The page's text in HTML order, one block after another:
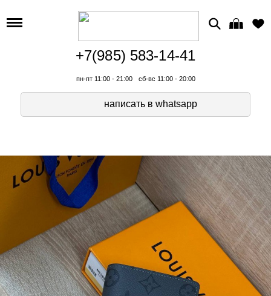
+7(985) 583-14-41
пн-пт 11:00 - 21:00 сб-вс 11:00 - 20:00
написать в whatsapp